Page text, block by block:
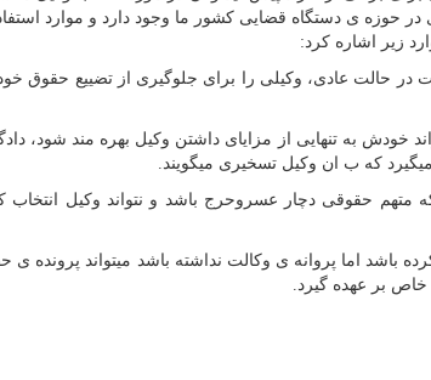
حوزه ی دستگاه قضایی کشور ما وجود دارد و موارد
زیر اشاره کرد:
حالت عادی، وکیلی را برای جلوگیری از تضییع حقوق
خودش به تنهایی از مزایای داشتن وکیل بهره مند شود،
که ب ان وکیل تسخیری میگویند.
حقوقی دچار عسروحرج باشد و نتواند وکیل انتخاب
باشد اما پروانه ی وکالت نداشته باشد میتواند پرونده
خاص بر عهده گیرد.